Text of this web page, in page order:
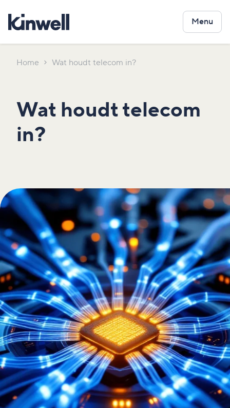
Menu
Home Wat houdt telecom in?
Wat houdt telecom
in?